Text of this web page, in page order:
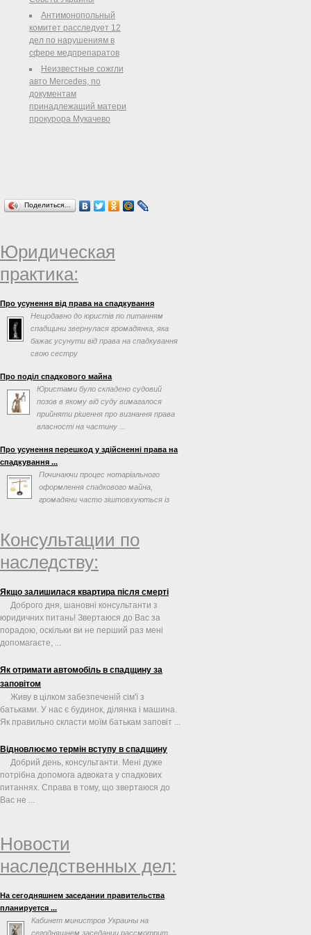
опубликован в открытом доступе
на ресурсе WEForum. «После ...
Антимонопольный
комитет расследует 12
дел по нарушениям в
сфере медпрепаратов
Неизвестные сожгли
авто Mercedes, по
документам
принадлежащий матери
прокурора Мукачево
Поделиться…
Юридическая
практика:
Про усунення від права на спадкування
Нещодавно до юристів по питанням
спадщини звернулася громадянка, яка
бажає усунути від права на спадкування
свою сестру
Про поділ спадкового майна
Юристами було складено судовий
позов в якому від суду вимагалося
прийняти рішення про визнання права
власності на частину ...
Про усунення перешкод у здійсненні права на
спадкування ...
Починаючи процес нотаріального
оформлення спадкового майна,
громадяни часто зіштовхуються із
Консультации по
наследству:
Якщо залишилася квартира після смерті
Доброго дня, шановні консультанти з
юридичних питань! Звертаюся до Вас за
порадою, оскільки ви не перший раз мені
допомагаєте, ...
Як отримати автомобіль в спадщину за
заповітом
Живу в цілком забезпеченій сім'ї з
батьками. У нас є будинок, ділянка і машина.
Як правильно скласти моїм батькам заповіт ...
Відновлюємо термін вступу в спадщину
Добрий день, консультанти. Мені дуже
потрібна допомога адвоката у спадкових
питаннях. Справа в тому, що звертаюся до
Вас не ...
Новости
наследственных дел:
На сегодняшнем заседании правительства
планируется ...
Кабинет министров Украины на
сегодняшнем заседании рассмотрит